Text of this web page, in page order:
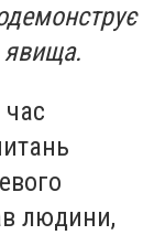
явища.
людини,